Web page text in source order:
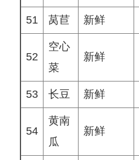
51 莴苣 新鲜
52
空心
菜
新鲜
53 长豆 新鲜
54
黄南
瓜
新鲜